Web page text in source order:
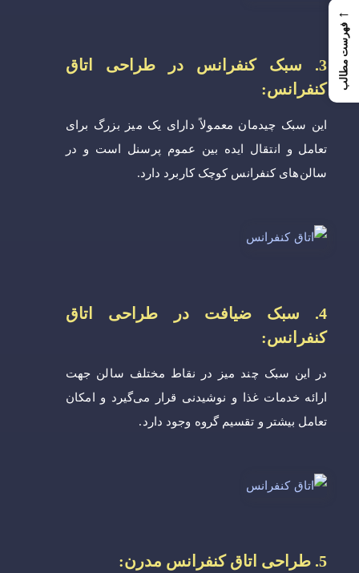
3. سبک کنفرانس در طراحی اتاق
کنفرانس:
این سبک چیدمان معمولاً دارای یک میز بزرگ برای
تعامل و انتقال ایده بین عموم پرسنل است و در
سالن‌های کنفرانس کوچک کاربرد دارد.
4. سبک ضیافت در طراحی اتاق
کنفرانس:
در این سبک چند میز در نقاط مختلف سالن جهت
ارائه خدمات غذا و نوشیدنی قرار می‌گیرد و امکان
تعامل بیشتر و تقسیم گروه وجود دارد.
5. طراحی اتاق کنفرانس مدرن:
←
فهرست مطالب